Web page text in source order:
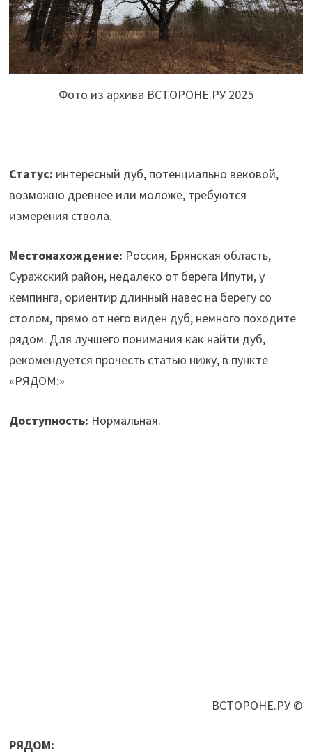
Фото из архива ВСТОРОНЕ.РУ 2025
Статус: интересный дуб, потенциально вековой,
возможно древнее или моложе, требуются
измерения ствола.
Местонахождение: Россия, Брянская область,
Суражский район, недалеко от берега Ипути, у
кемпинга, ориентир длинный навес на берегу со
столом, прямо от него виден дуб, немного походите
рядом. Для лучшего понимания как найти дуб,
рекомендуется прочесть статью нижу, в пункте
«РЯДОМ:»
Доступность: Нормальная.
ВСТОРОНЕ.РУ ©
РЯДОМ: